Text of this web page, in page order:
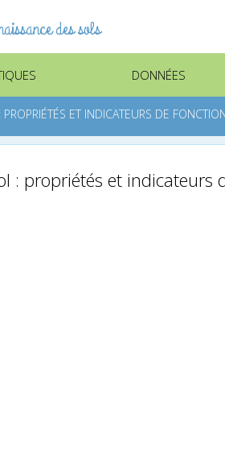
des sols
DONNÉES
ET INDICATEURS DE
: propriétés et indicateurs